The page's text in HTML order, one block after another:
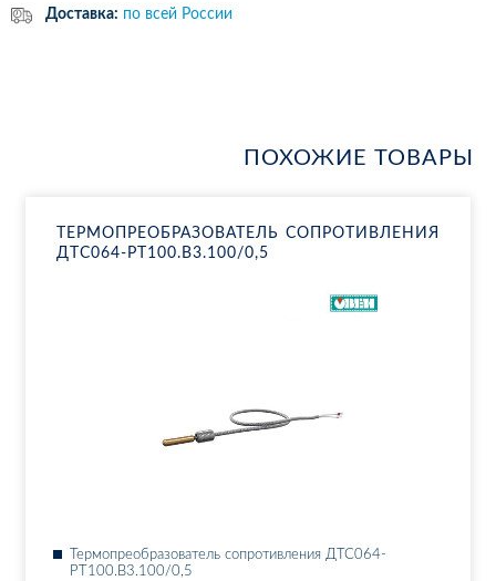
Доставка: по всей России
ПОХОЖИЕ ТОВАРЫ
ТЕР­МО­ПРЕ­ОБ­РА­ЗО­ВА­ТЕЛЬ СО­ПРО­ТИВ­ЛЕ­НИЯ
ДТ­С064-РТ100.В3.100/0,5
Тер­мо­пре­об­ра­зо­ва­тель со­про­тив­ле­ния ДТ­С064-
РТ100.В3.100/0,5